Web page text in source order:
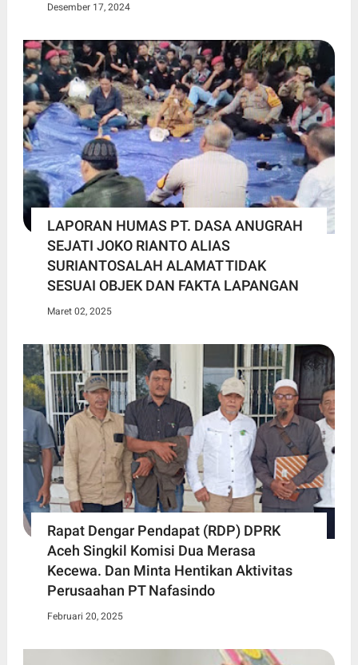
Desember 17, 2024
LAPORAN HUMAS PT. DASA ANUGRAH
SEJATI JOKO RIANTO ALIAS
SURIANTOSALAH ALAMAT TIDAK
SESUAI OBJEK DAN FAKTA LAPANGAN
Maret 02, 2025
Rapat Dengar Pendapat (RDP) DPRK
Aceh Singkil Komisi Dua Merasa
Kecewa. Dan Minta Hentikan Aktivitas
Perusaahan PT Nafasindo
Februari 20, 2025